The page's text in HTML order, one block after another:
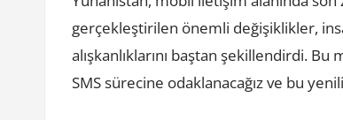
gerçekleştirilen önemli değişiklikler,
alışkanlıklarını baştan şekillendirdi.
SMS sürecine odaklanacağız ve bu